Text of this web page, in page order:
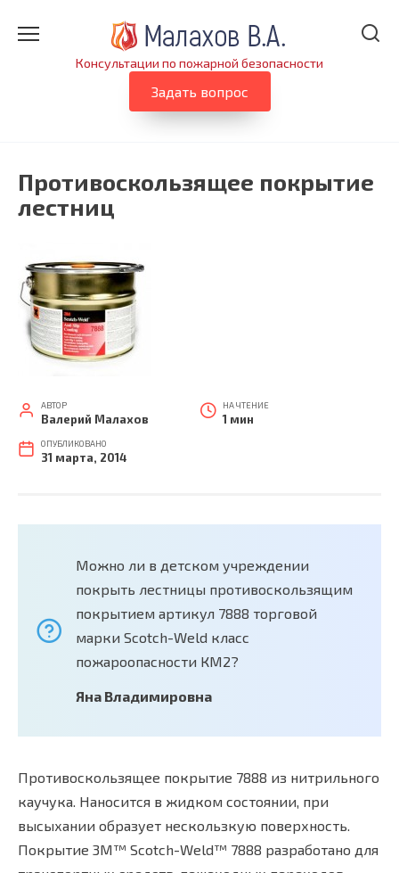
Консультации по пожарной безопасности
Задать вопрос
Противоскользящее покрытие
лестниц
АВТОР
Валерий Малахов
НА ЧТЕНИЕ
1 мин
ОПУБЛИКОВАНО
31 марта, 2014
Можно ли в детском учреждении
покрыть лестницы противоскользящим
покрытием артикул 7888 торговой
марки Scotch-Weld класс
пожароопасности КМ2?
Яна Владимировна
Противоскользящее покрытие 7888 из нитрильного
каучука. Наносится в жидком состоянии, при
высыхании образует нескользкую поверхность.
Покрытие 3M™ Scotch-Weld™ 7888 разработано для